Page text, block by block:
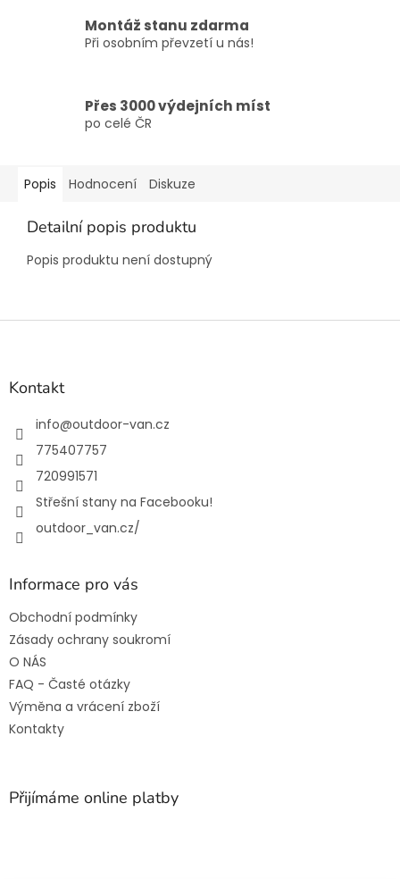
Montáž stanu zdarma
Při osobním převzetí u nás!
Přes 3000 výdejních míst
po celé ČR
Popis Hodnocení Diskuze
Detailní popis produktu
Popis produktu není dostupný
Z
Kontakt
info@outdoor-van.cz
775407757
720991571
Střešní stany na Facebooku!
outdoor_van.cz/
Informace pro vás
Obchodní podmínky
Zásady ochrany soukromí
O NÁS
FAQ - Časté otázky
Výměna a vrácení zboží
Kontakty
Přijímáme online platby